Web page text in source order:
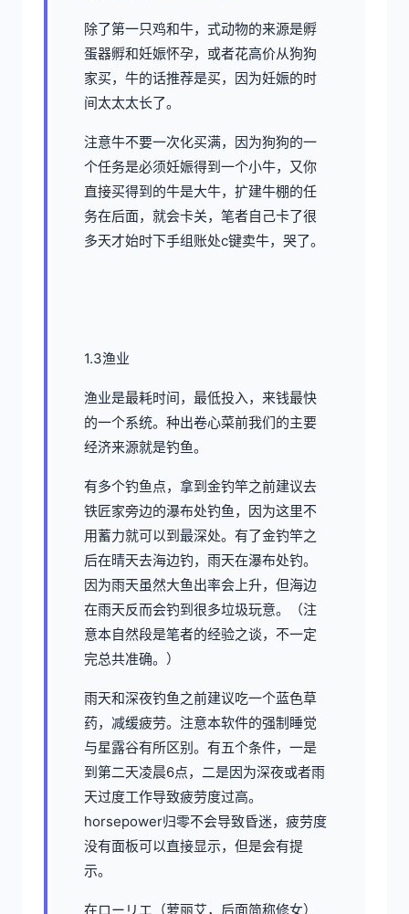
除了第一只鸡和牛，式动物的来源是孵
蛋器孵和妊娠怀孕，或者花高价从狗狗
家买，牛的话推荐是买，因为妊娠的时
间太太太长了。
注意牛不要一次化买满，因为狗狗的一
个任务是必须妊娠得到一个小牛，又你
直接买得到的牛是大牛，扩建牛棚的任
务在后面，就会卡关，笔者自己卡了很
多天才始时下手组账处c键卖牛，哭了。
1.3渔业
渔业是最耗时间，最低投入，来钱最快
的一个系统。种出卷心菜前我们的主要
经济来源就是钓鱼。
有多个钓鱼点，拿到金钓竿之前建议去
铁匠家旁边的瀑布处钓鱼，因为这里不
用蓄力就可以到最深处。有了金钓竿之
后在晴天去海边钓，雨天在瀑布处钓。
因为雨天虽然大鱼出率会上升，但海边
在雨天反而会钓到很多垃圾玩意。（注
意本自然段是笔者的经验之谈，不一定
完总共准确。）
雨天和深夜钓鱼之前建议吃一个蓝色草
药，减缓疲劳。注意本软件的强制睡觉
与星露谷有所区别。有五个条件，一是
到第二天凌晨6点，二是因为深夜或者雨
天过度工作导致疲劳度过高。
horsepower归零不会导致昏迷，疲劳度
没有面板可以直接显示，但是会有提
示。
在ローリエ（萝丽艾，后面简称修女）